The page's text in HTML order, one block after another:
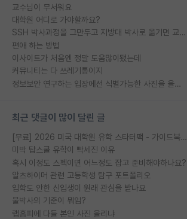
교수님이 무서워요
대학원 어디로 가야할까요?
SSH 박사과정을 그만두고 지방대 박사로 옮기면 교수의 꿈은 끝일까요?
편애 하는 방법
이사이트가 처음엔 정말 도움많이됐는데
커뮤니티는 다 쓰레기통이지
정보보안 연구하는 입장에선 식별가능한 사진을 올리는건 비추이긴함
최근 댓글이 많이 달린 글
[무료] 2026 미국 대학원 유학 스타터팩 - 가이드북 & 합격자 컨택메일 템플릿
미박 탑스쿨 유학이 빡세진 이유
혹시 이정도 스펙이면 어느정도 잡고 준비해야하나요?
알츠하이머 관련 고등학생 탐구 포트폴리오
입학도 안한 신입생이 원래 관심을 받나요
물박사의 기준이 뭐임?
랩홈피에 다들 본인 사진 올리냐